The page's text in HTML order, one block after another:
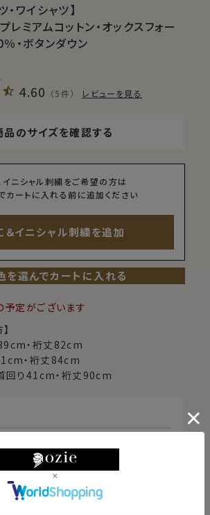
・ワイシャツ】
プレミアムコットン・オックスフォー
％・ボタンダウン
4.60 （5件） レビューを見る
品のサイズを確認する
ニシャル刺繍をご希望の方は
カートに入れる前に追加ください
＆イニシャル刺繍を追加
を選んでカートに入れる
定がございます
・裄丈82cm
・裄丈84cm
り41cm・裄丈90cm
ある場合は除く）
しく見る
わせ